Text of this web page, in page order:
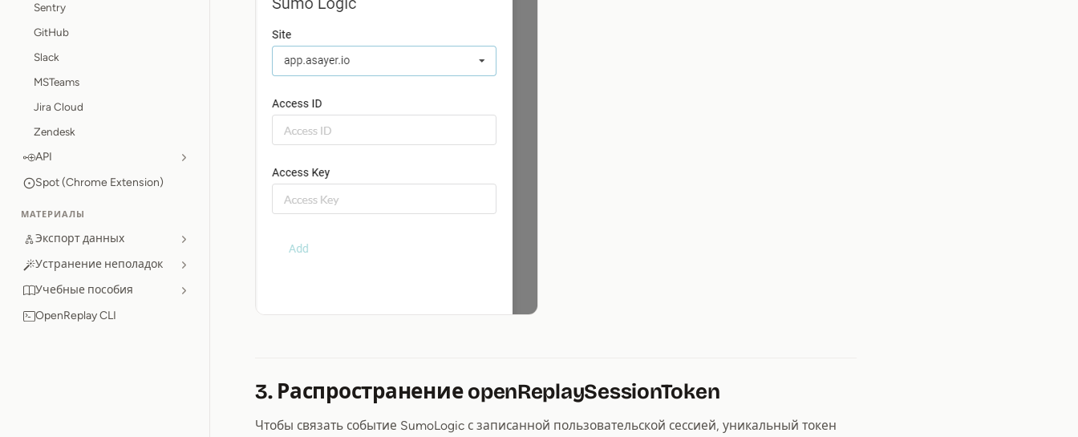
Sentry
GitHub
Slack
MSTeams
Jira Cloud
Zendesk
API
Spot (Chrome Extension)
МАТЕРИАЛЫ
Экспорт данных
Устранение неполадок
Учебные пособия
OpenReplay CLI
3. Распространение openReplaySessionToken
Чтобы связать событие SumoLogic с записанной пользовательской сессией, уникальный токен